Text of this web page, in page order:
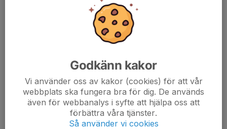
Klubben har en mössa och ett pannband för träning/tävling.
Godkänn kakor
Vi använder oss av kakor (cookies) för att vår
webbplats ska fungera bra för dig. De används
även för webbanalys i syfte att hjälpa oss att
förbättra våra tjänster.
Så använder vi cookies